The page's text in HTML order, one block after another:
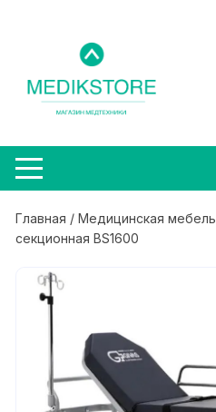
содержимому
Главная /Медицинская мебель
секционная BS1600